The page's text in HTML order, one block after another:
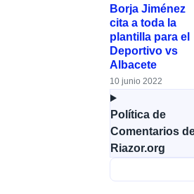
Borja Jiménez
cita a toda la
plantilla para el
Deportivo vs
Albacete
10 junio 2022
Política de
Comentarios
Riazor.org